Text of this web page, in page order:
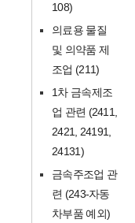
108)
의료용 물질
및 의약품 제
조업 (211)
1차 금속제조
업 관련 (2411,
2421, 24191,
24131)
금속주조업 관
련 (243-자동
차부품 예외)